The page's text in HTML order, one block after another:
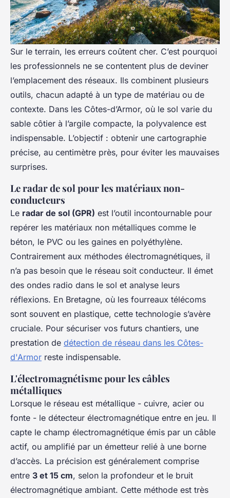
Sur le terrain, les erreurs coûtent cher. C’est pourquoi
les professionnels ne se contentent plus de deviner
l’emplacement des réseaux. Ils combinent plusieurs
outils, chacun adapté à un type de matériau ou de
contexte. Dans les Côtes-d’Armor, où le sol varie du
sable côtier à l’argile compacte, la polyvalence est
indispensable. L’objectif : obtenir une cartographie
précise, au centimètre près, pour éviter les mauvaises
surprises.
Le radar de sol pour les matériaux non-
conducteurs
Le radar de sol (GPR) est l’outil incontournable pour
repérer les matériaux non métalliques comme le
béton, le PVC ou les gaines en polyéthylène.
Contrairement aux méthodes électromagnétiques, il
n’a pas besoin que le réseau soit conducteur. Il émet
des ondes radio dans le sol et analyse leurs
réflexions. En Bretagne, où les fourreaux télécoms
sont souvent en plastique, cette technologie s’avère
cruciale. Pour sécuriser vos futurs chantiers, une
prestation de détection de réseau dans les Côtes-
d'Armor reste indispensable.
L'électromagnétisme pour les câbles
métalliques
Lorsque le réseau est métallique - cuivre, acier ou
fonte - le détecteur électromagnétique entre en jeu. Il
capte le champ électromagnétique émis par un câble
actif, ou amplifié par un émetteur relié à une borne
d’accès. La précision est généralement comprise
entre 3 et 15 cm, selon la profondeur et le bruit
électromagnétique ambiant. Cette méthode est très